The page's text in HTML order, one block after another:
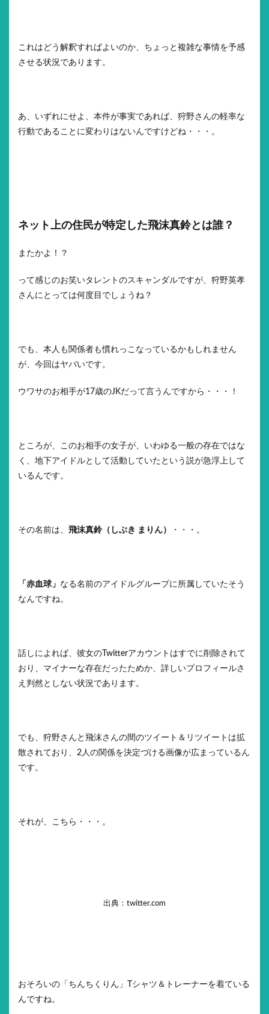
これはどう解釈すればよいのか、ちょっと複雑な事情を予感
させる状況であります。
あ、いずれにせよ、本件が事実であれば、狩野さんの軽率な
行動であることに変わりはないんですけどね・・・。
ネット上の住民が特定した飛沫真鈴とは誰？
またかよ！？
って感じのお笑いタレントのスキャンダルですが、狩野英孝
さんにとっては何度目でしょうね？
でも、本人も関係者も慣れっこなっているかもしれません
が、今回はヤバいです。
ウワサのお相手が17歳のJKだって言うんですから・・・！
ところが、このお相手の女子が、いわゆる一般の存在ではな
く、地下アイドルとして活動していたという説が急浮上して
いるんです。
その名前は、 飛沫真鈴（しぶき まりん） ・・・。
「赤血球」 なる名前のアイドルグループに所属していたそう
なんですね。
話しによれば、彼女のTwitterアカウントはすでに削除されて
おり、マイナーな存在だったためか、詳しいプロフィールさ
え判然としない状況であります。
でも、狩野さんと飛沫さんの間のツイート＆リツイートは拡
散されており、2人の関係を決定づける画像が広まっているん
です。
それが、こちら・・・。
出典：twitter.com
おそろいの「ちんちくりん」Tシャツ＆トレーナーを着ている
んですね。